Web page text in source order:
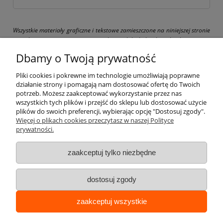
Wszystkie materiały graficzne i tekstowe zamieszczone na niniejszej stronie
są chronione prawami autorskimi. Jakiekolwiek ich kopiowanie
zabronione i grozi pociągnięciem do odpowiedzialności karnej i cywilnej.
Pomoc
Informacje
Dbamy o Twoją prywatność
Pliki cookies i pokrewne im technologie umożliwiają poprawne
działanie strony i pomagają nam dostosować ofertę do Twoich
potrzeb. Możesz zaakceptować wykorzystanie przez nas
wszystkich tych plików i przejść do sklepu lub dostosować użycie
plików do swoich preferencji, wybierając opcję "Dostosuj zgody".
Więcej o plikach cookies przeczytasz w naszej Polityce
prywatności.
zaakceptuj tylko niezbędne
dostosuj zgody
zaakceptuj wszystkie